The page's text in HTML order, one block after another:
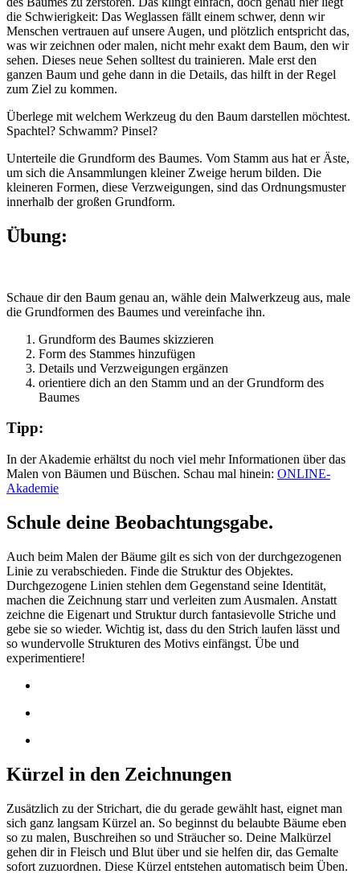
die Schwierigkeit: Das Weglassen fällt einem schwer, denn wir
Menschen vertrauen auf unsere Augen, und plötzlich entspricht das,
was wir zeichnen oder malen, nicht mehr exakt dem Baum, den wir
sehen. Dieses neue Sehen solltest du trainieren. Male erst den
ganzen Baum und gehe dann in die Details, das hilft in der Regel
zum Ziel zu kommen.
Überlege mit welchem Werkzeug du den Baum darstellen möchtest.
Spachtel? Schwamm? Pinsel?
Unterteile die Grundform des Baumes. Vom Stamm aus hat er Äste,
um sich die Ansammlungen kleiner Zweige herum bilden. Die
kleineren Formen, diese Verzweigungen, sind das Ordnungsmuster
innerhalb der großen Grundform.
Übung:
Schaue dir den Baum genau an, wähle dein Malwerkzeug aus, male
die Grundformen des Baumes und vereinfache ihn.
Grundform des Baumes skizzieren
Form des Stammes hinzufügen
Details und Verzweigungen ergänzen
orientiere dich an den Stamm und an der Grundform des
Baumes
Tipp:
In der Akademie erhältst du noch viel mehr Informationen über das
Malen von Bäumen und Büschen. Schau mal hinein: ONLINE-
Akademie
Schule deine Beobachtungsgabe.
Auch beim Malen der Bäume gilt es sich von der durchgezogenen
Linie zu verabschieden. Finde die Struktur des Objektes.
Durchgezogene Linien stehlen dem Gegenstand seine Identität,
machen die Zeichnung starr und verleiten zum Ausmalen. Anstatt
zeichne die Eigenart und Struktur durch fantasievolle Striche und
gebe sie so wieder. Wichtig ist, dass du den Strich laufen lässt und
so wundervolle Strukturen des Motivs einfängst. Übe und
experimentiere!
Kürzel in den Zeichnungen
Zusätzlich zu der Strichart, die du gerade gewählt hast, eignet man
sich ganz langsam Kürzel an. So beginnst du belaubte Bäume eben
so zu malen, Buschreihen so und Sträucher so. Deine Malkürzel
gehen dir in Fleisch und Blut über und sie helfen dir, das Gemalte
sofort zuzuordnen. Diese Kürzel entstehen automatisch beim Üben.